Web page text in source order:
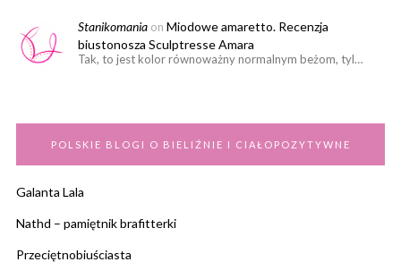
Stanikomania on Miodowe amaretto. Recenzja
biustonosza Sculptresse Amara
Tak, to jest kolor równoważny normalnym beżom, tyl…
POLSKIE BLOGI O BIELIŹNIE I CIAŁOPOZYTYWNE
Galanta Lala
Nathd – pamiętnik brafitterki
Przeciętnobiuściasta